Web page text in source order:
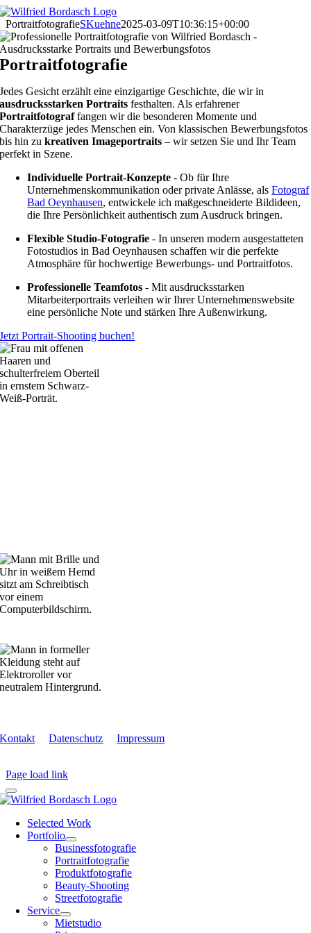
Skip
to
content
PortraitfotografieSKuehne2025-03-09T10:36:15+00:00
Portraitfotografie
Jedes Gesicht erzählt eine einzigartige Geschichte, die wir in
ausdrucksstarken Portraits festhalten. Als erfahrener
Portraitfotograffangen wir die besonderen Momente und
Charakterzüge jedes Menschen ein. Von klassischen Bewerbungsfotos
bis hin zukreativen Imageportraits – wir setzen Sie und Ihr Team
perfekt in Szene.
Individuelle Portrait-Konzepte - Ob für Ihre
Unternehmenskommunikation oder private Anlässe, alsFotograf
Bad Oeynhausen, entwickele ich maßgeschneiderte Bildideen,
die Ihre Persönlichkeit authentisch zum Ausdruck bringen.
Flexible Studio-Fotografie - In unseren modern ausgestatteten
Fotostudios in Bad Oeynhausen schaffen wir die perfekte
Atmosphäre für hochwertige Bewerbungs- und Portraitfotos.
Professionelle Teamfotos - Mit ausdrucksstarken
Mitarbeiterportraits verleihen wir Ihrer Unternehmenswebsite
eine persönliche Note und stärken Ihre Außenwirkung.
Jetzt Portrait-Shooting buchen!
Kontakt Datenschutz Impressum
Page load link
Selected Work
Portfolio
Businessfotografie
Portraitfotografie
Produktfotografie
Beauty-Shooting
Streetfotografie
Service
Mietstudio